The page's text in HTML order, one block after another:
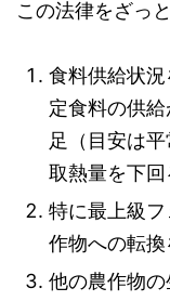
この法律をざっ
食料供給状
定食料の供
足（目安は
取熱量を下回
特に最上級
作物への転換
他の農作物